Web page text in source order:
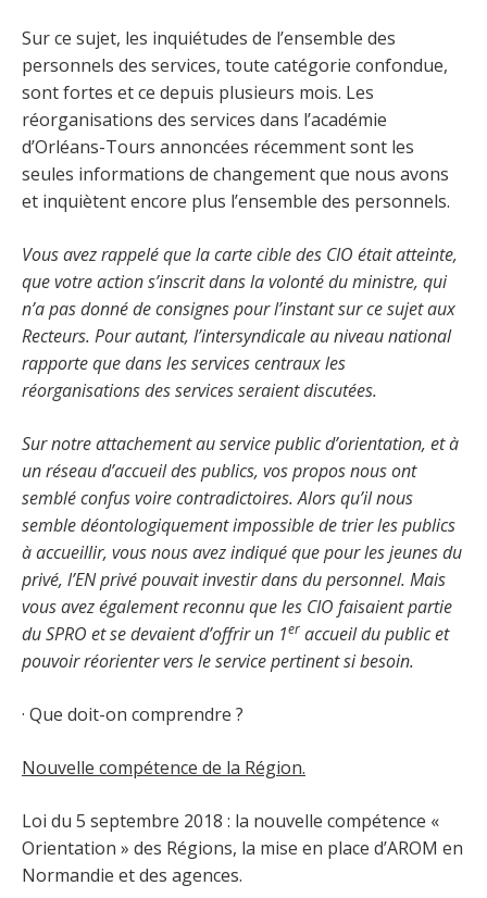
Sur ce sujet, les inquiétudes de l’ensemble des
personnels des services, toute catégorie confondue,
sont fortes et ce depuis plusieurs mois. Les
réorganisations des services dans l’académie
d’Orléans-Tours annoncées récemment sont les
seules informations de changement que nous avons
et inquiètent encore plus l’ensemble des personnels.
Vous avez rappelé que la carte cible des CIO était atteinte,
que votre action s’inscrit dans la volonté du ministre, qui
n’a pas donné de consignes pour l’instant sur ce sujet aux
Recteurs. Pour autant, l’intersyndicale au niveau national
rapporte que dans les services centraux les
réorganisations des services seraient discutées.
Sur notre attachement au service public d’orientation, et à
un réseau d’accueil des publics, vos propos nous ont
semblé confus voire contradictoires. Alors qu’il nous
semble déontologiquement impossible de trier les publics
à accueillir, vous nous avez indiqué que pour les jeunes du
privé, l’EN privé pouvait investir dans du personnel. Mais
vous avez également reconnu que les CIO faisaient partie
du SPRO et se devaient d’offrir un 1er accueil du public et
pouvoir réorienter vers le service pertinent si besoin.
· Que doit-on comprendre ?
Nouvelle compétence de la Région.
Loi du 5 septembre 2018 : la nouvelle compétence «
Orientation » des Régions, la mise en place d’AROM en
Normandie et des agences.